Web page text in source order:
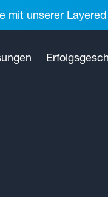
mit unserer